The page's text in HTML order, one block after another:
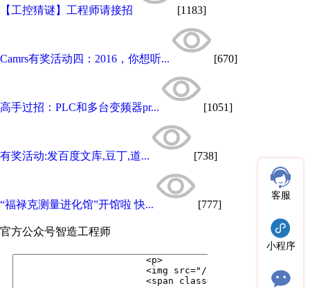
【工控猜谜】工程师请接招 [1183]
Camrs有奖活动四：2016，你想听... [670]
高手过招：PLC和多台变频器pr... [1051]
有奖活动:发百度文库,豆丁,道... [738]
“福禄克测量进化馆”开馆啦 快... [777]
官方公众号智造工程师
客服
小程序